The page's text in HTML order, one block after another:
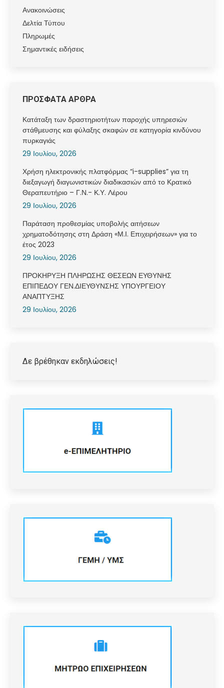
Ανακοινώσεις
Δελτία Τύπου
Πληρωμές
Σημαντικές ειδήσεις
ΠΡΟΣΦΑΤΑ ΑΡΘΡΑ
Κατάταξη των δραστηριοτήτων παροχής υπηρεσιών
στάθμευσης και φύλαξης σκαφών σε κατηγορία κινδύνου
πυρκαγιάς
29 Ιουλίου, 2026
Χρήση ηλεκτρονικής πλατφόρμας “i-supplies” για τη
διεξαγωγή διαγωνιστικών διαδικασιών από το Κρατικό
Θεραπευτήριο – Γ.Ν.- Κ.Υ. Λέρου
29 Ιουλίου, 2026
Παράταση προθεσμίας υποβολής αιτήσεων
χρηματοδότησης στη Δράση «Μ.Ι. Επιχειρήσεων» για το
έτος 2023
29 Ιουλίου, 2026
ΠΡΟΚΗΡΥΞΗ ΠΛΗΡΩΣΗΣ ΘΕΣΕΩΝ ΕΥΘΥΝΗΣ
ΕΠΙΠΕΔΟΥ ΓΕΝ.ΔΙΕΥΘΥΝΣΗΣ ΥΠΟΥΡΓΕΙΟΥ
ΑΝΑΠΤΥΞΗΣ
29 Ιουλίου, 2026
Δε βρέθηκαν εκδηλώσεις!